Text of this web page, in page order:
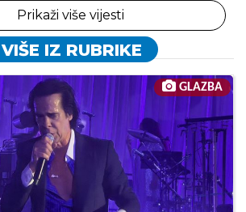
Prikaži više vijesti
VIŠE IZ RUBRIKE
GLAZBA